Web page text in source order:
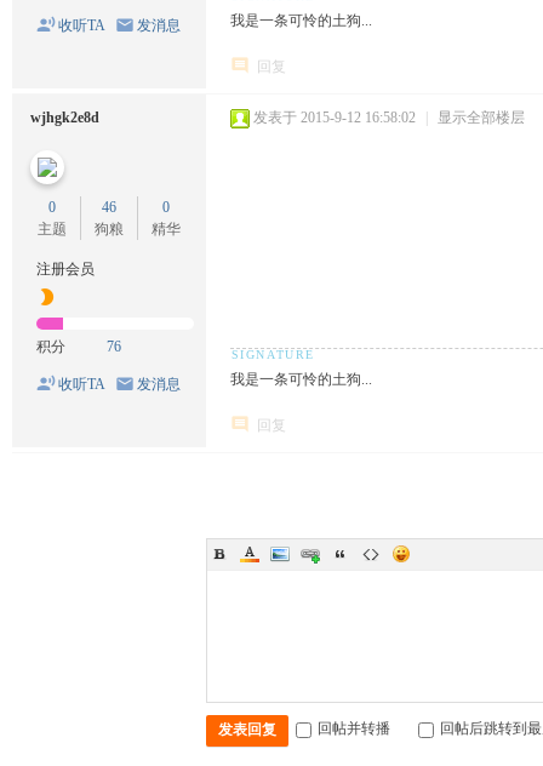
收听TA 发消息 我是一条可怜的土狗...
回复
wjhgk2e8d
0
主题
46
狗粮
0
精华
注册会员
积分 76
收听TA 发消息
发表于 2015-9-12 16:58:02 | 显示全部楼层
我是一条可怜的土狗...
回复
发表回复 回帖并转播 回帖后跳转到